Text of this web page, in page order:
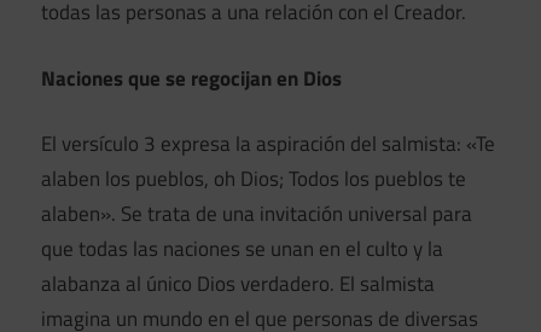
todas las personas a una relación con el Creador.
Naciones que se regocijan en Dios
El versículo 3 expresa la aspiración del salmista: «Te
alaben los pueblos, oh Dios; Todos los pueblos te
alaben». Se trata de una invitación universal para
que todas las naciones se unan en el culto y la
alabanza al único Dios verdadero. El salmista
imagina un mundo en el que personas de diversas